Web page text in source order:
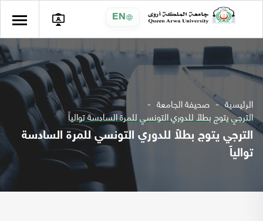
EN
الرئيسية صحيفة الجامعة
الترجي يتوج بطلاً للدوري التونسي للمرة السادسة توالياً
الترجي يتوج بطلاً للدوري التونسي للمرة السادسة
توالياً